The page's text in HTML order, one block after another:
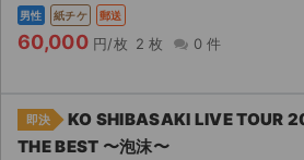
男性 紙チケ 郵送
60,000 円/枚 2 枚 0 件
即決
KO SHIBASAKI LIVE TOUR
THE BEST 〜泡沫〜